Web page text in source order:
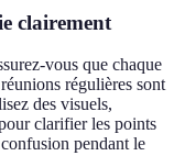
clairement
vous que chaque
régulières sont
des visuels,
clarifier les points
pendant le